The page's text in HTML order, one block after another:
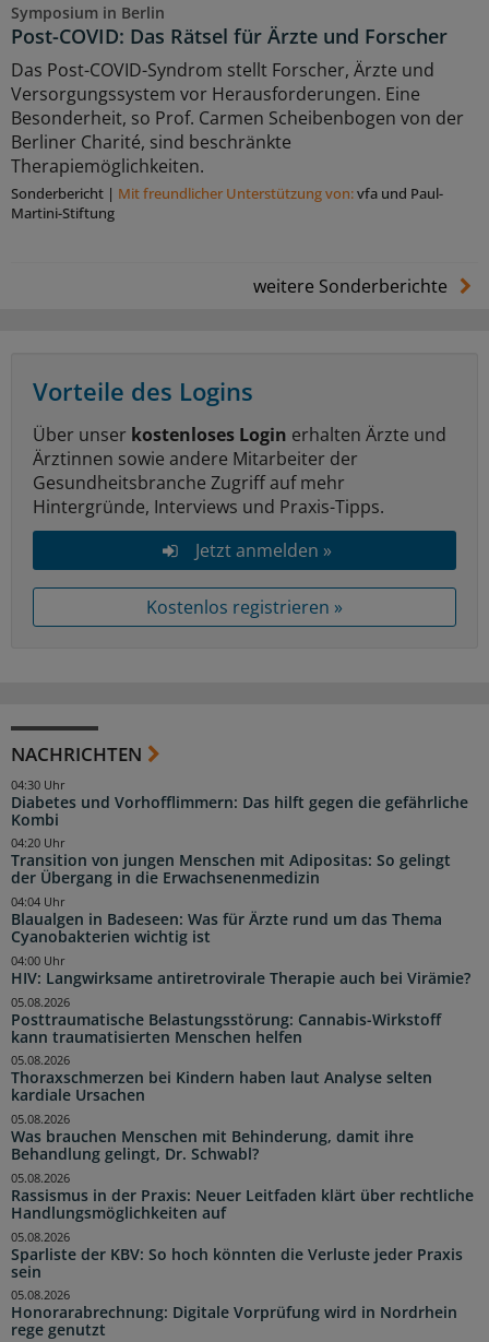
Symposium in Berlin
Post-COVID: Das Rätsel für Ärzte und Forscher
Das Post-COVID-Syndrom stellt Forscher, Ärzte und
Versorgungssystem vor Herausforderungen. Eine
Besonderheit, so Prof. Carmen Scheibenbogen von der
Berliner Charité, sind beschränkte
Therapiemöglichkeiten.
Sonderbericht | Mit freundlicher Unterstützung von:vfa und Paul-
Martini-Stiftung
weitere Sonderberichte
Vorteile des Logins
Über unser kostenloses Login erhalten Ärzte und
Ärztinnen sowie andere Mitarbeiter der
Gesundheitsbranche Zugriff auf mehr
Hintergründe, Interviews und Praxis-Tipps.
Jetzt anmelden »
Kostenlos registrieren »
NACHRICHTEN
Diabetes und Vorhofflimmern: Das hilft gegen die gefährliche
Kombi
04:30 Uhr
Transition von jungen Menschen mit Adipositas: So gelingt
der Übergang in die Erwachsenenmedizin
04:20 Uhr
Blaualgen in Badeseen: Was für Ärzte rund um das Thema
Cyanobakterien wichtig ist
04:04 Uhr
HIV: Langwirksame antiretrovirale Therapie auch bei Virämie?
04:00 Uhr
Posttraumatische Belastungsstörung: Cannabis-Wirkstoff
kann traumatisierten Menschen helfen
05.08.2026
Thoraxschmerzen bei Kindern haben laut Analyse selten
kardiale Ursachen
05.08.2026
Was brauchen Menschen mit Behinderung, damit ihre
Behandlung gelingt, Dr. Schwabl?
05.08.2026
Rassismus in der Praxis: Neuer Leitfaden klärt über rechtliche
Handlungsmöglichkeiten auf
05.08.2026
Sparliste der KBV: So hoch könnten die Verluste jeder Praxis
sein
05.08.2026
Honorarabrechnung: Digitale Vorprüfung wird in Nordrhein
rege genutzt
05.08.2026